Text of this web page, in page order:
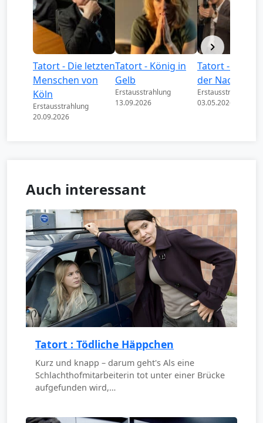
Tatort - Die letzten
Menschen von
Köln
Erstausstrahlung
20.09.2026
Tatort - König in
Gelb
Erstausstrahlung
13.09.2026
Tatort - Könige
der Nacht
Erstausstrahlung
03.05.2026
Auch interessant
Tatort : Tödliche Häppchen
Kurz und knapp – darum geht's Als eine
Schlachthofmitarbeiterin tot unter einer Brücke
aufgefunden wird,…